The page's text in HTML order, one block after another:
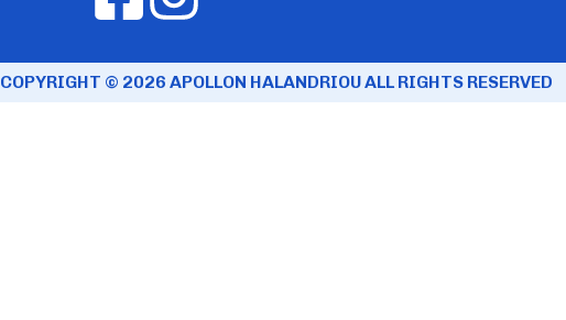
COPYRIGHT © 2026 APOLLON HALANDRIOU ALL RIGHTS RESERVED